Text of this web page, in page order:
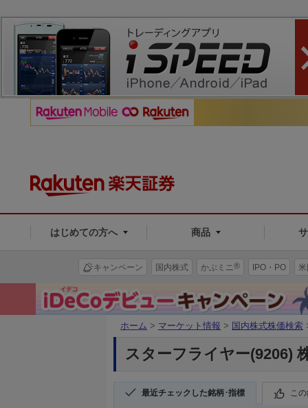
はじめての方へ 商品
キャンペーン 国内株式 かぶミニ ® IPO・PO
ホーム > マーケット情報 > 国内株式株価検索
スターフライヤー(9206)
最近チェックした銘柄･指標 こ